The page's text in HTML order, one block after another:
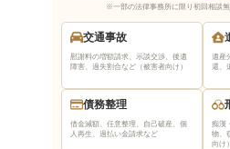
※一部の法律事務所に限り初回相談無
交通事故
慰謝料の増額請求、示談交渉、後遺
障害、過失割合など（被害者向け）
遺産
還、
債務整理
借金減額、任意整理、自己破産、個
人再生、過払い金請求など
痴漢
物、
向け）